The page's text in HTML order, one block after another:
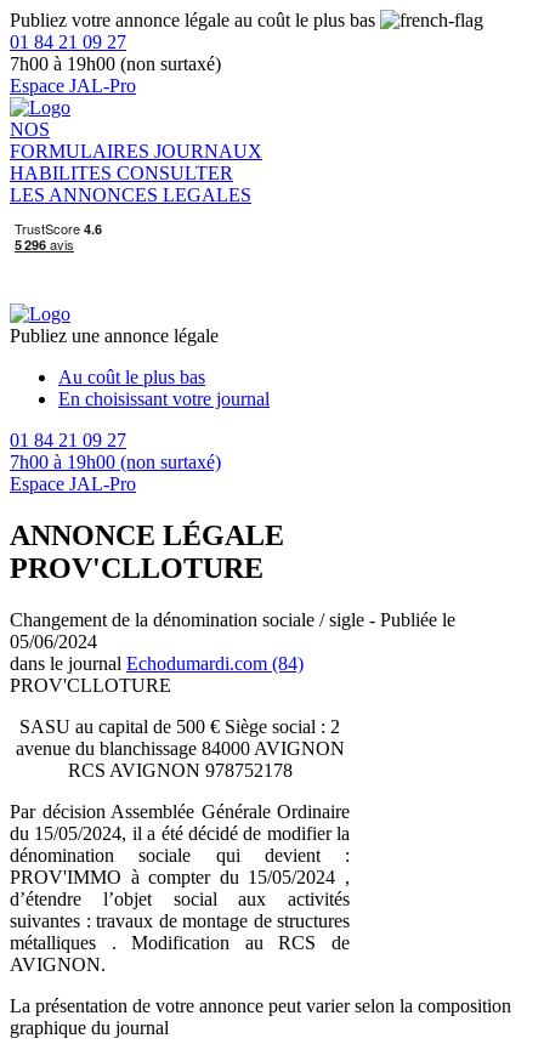
Publiez votre annonce légale au coût le plus bas
01 84 21 09 27
7h00 à 19h00 (non surtaxé)
Espace JAL-Pro
NOS
FORMULAIRES JOURNAUX
HABILITES CONSULTER
LES ANNONCES LEGALES
Publiez une annonce légale
Au coût le plus bas
En choisissant votre journal
01 84 21 09 27
7h00 à 19h00 (non surtaxé)
Espace JAL-Pro
ANNONCE LÉGALE
PROV'CLLOTURE
Changement de la dénomination sociale / sigle - Publiée le
05/06/2024
dans le journal Echodumardi.com (84)
PROV'CLLOTURE
SASU au capital de 500 € Siège social : 2
avenue du blanchissage 84000 AVIGNON
RCS AVIGNON 978752178
Par décision Assemblée Générale Ordinaire
du 15/05/2024, il a été décidé de modifier la
dénomination sociale qui devient :
PROV'IMMO à compter du 15/05/2024 ,
d’étendre l’objet social aux activités
suivantes : travaux de montage de structures
métalliques . Modification au RCS de
AVIGNON.
La présentation de votre annonce peut varier selon la composition
graphique du journal